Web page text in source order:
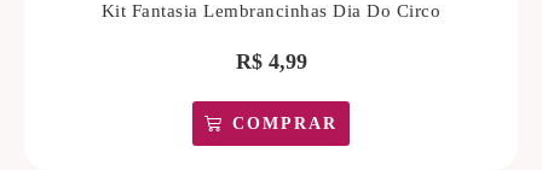
Kit Fantasia Lembrancinhas Dia Do Circo
R$4,99
COMPRAR